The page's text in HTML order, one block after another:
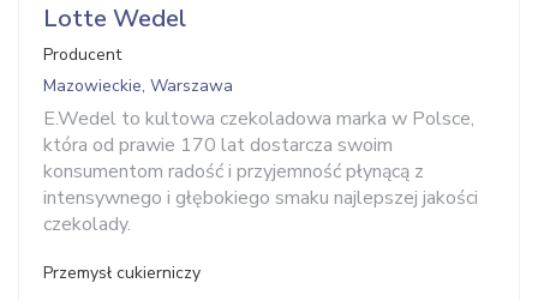
Lotte Wedel
Producent
Mazowieckie, Warszawa
E.Wedel to kultowa czekoladowa marka w Polsce,
która od prawie 170 lat dostarcza swoim
konsumentom radość i przyjemność płynącą z
intensywnego i głębokiego smaku najlepszej jakości
czekolady.
Przemysł cukierniczy